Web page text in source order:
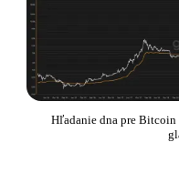
Hľadanie dna pre Bitcoin